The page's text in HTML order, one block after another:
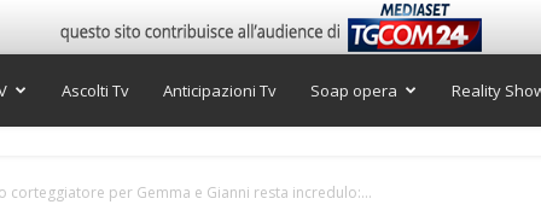
Ascolti Tv Anticipazioni Tv Soap opera Reality
corteggiatore per Gemma e Gianni resta incredulo:...